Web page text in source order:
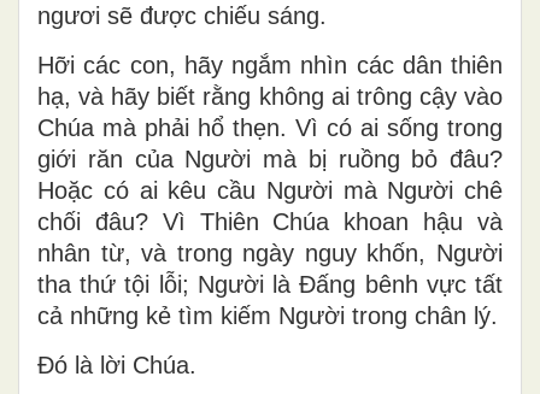
ngươi sẽ được chiếu sáng.
Hỡi các con, hãy ngắm nhìn các dân thiên
hạ, và hãy biết rằng không ai trông cậy vào
Chúa mà phải hổ thẹn. Vì có ai sống trong
giới răn của Người mà bị ruồng bỏ đâu?
Hoặc có ai kêu cầu Người mà Người chê
chối đâu? Vì Thiên Chúa khoan hậu và
nhân từ, và trong ngày nguy khốn, Người
tha thứ tội lỗi; Người là Ðấng bênh vực tất
cả những kẻ tìm kiếm Người trong chân lý.
Ðó là lời Chúa.